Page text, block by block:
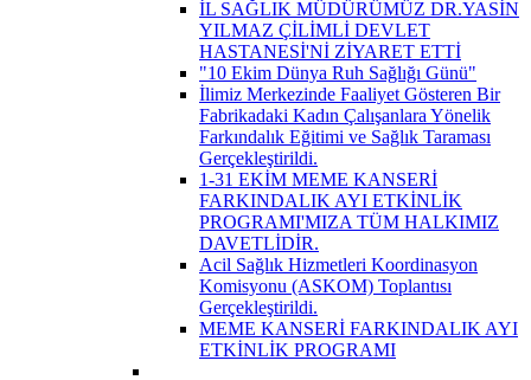
İL SAĞLIK MÜDÜRÜMÜZ DR.YASİN
YILMAZ ÇİLİMLİ DEVLET
HASTANESİ'Nİ ZİYARET ETTİ
"10 Ekim Dünya Ruh Sağlığı Günü"
İlimiz Merkezinde Faaliyet Gösteren Bir
Fabrikadaki Kadın Çalışanlara Yönelik
Farkındalık Eğitimi ve Sağlık Taraması
Gerçekleştirildi.
1-31 EKİM MEME KANSERİ
FARKINDALIK AYI ETKİNLİK
PROGRAMI'MIZA TÜM HALKIMIZ
DAVETLİDİR.
Acil Sağlık Hizmetleri Koordinasyon
Komisyonu (ASKOM) Toplantısı
Gerçekleştirildi.
MEME KANSERİ FARKINDALIK AYI
ETKİNLİK PROGRAMI